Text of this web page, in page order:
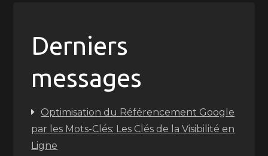
Derniers
messages
Optimisation du Référencement Google
par les Mots-Clés: Les Clés de la Visibilité en
Ligne